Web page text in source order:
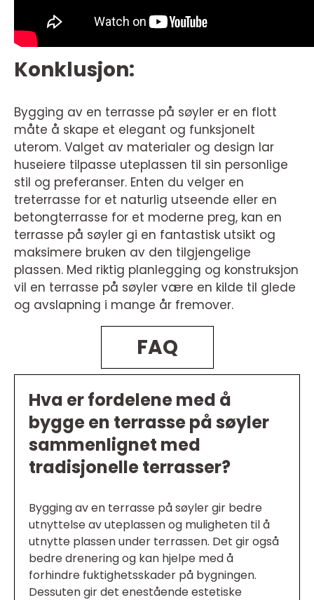
Konklusjon:
Bygging av en terrasse på søyler er en flott
måte å skape et elegant og funksjonelt
uterom. Valget av materialer og design lar
huseiere tilpasse uteplassen til sin personlige
stil og preferanser. Enten du velger en
treterrasse for et naturlig utseende eller en
betongterrasse for et moderne preg, kan en
terrasse på søyler gi en fantastisk utsikt og
maksimere bruken av den tilgjengelige
plassen. Med riktig planlegging og konstruksjon
vil en terrasse på søyler være en kilde til glede
og avslapning i mange år fremover.
FAQ
Hva er fordelene med å
bygge en terrasse på søyler
sammenlignet med
tradisjonelle terrasser?
Bygging av en terrasse på søyler gir bedre
utnyttelse av uteplassen og muligheten til å
utnytte plassen under terrassen. Det gir også
bedre drenering og kan hjelpe med å
forhindre fuktighetsskader på bygningen.
Dessuten gir det enestående estetiske